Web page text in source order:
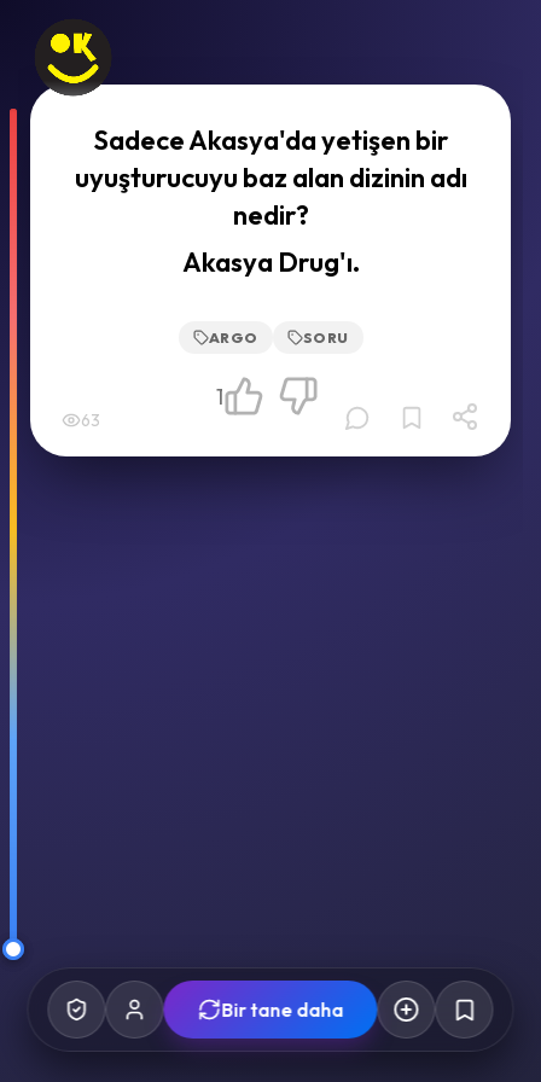
Sadece Akasya'da yetişen bir
uyuşturucuyu baz alan dizinin adı
nedir?
Akasya Drug'ı.
ARGO SORU
63
1
Bir tane daha